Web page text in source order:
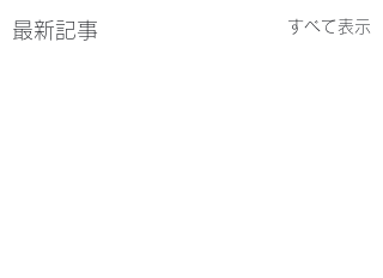
最新記事 すべて表示